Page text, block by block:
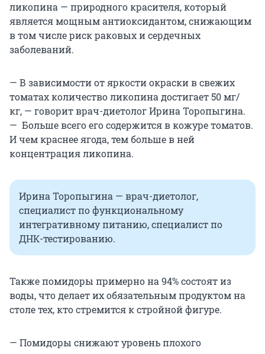
ликопина — природного красителя, который
является мощным антиоксидантом, снижающим
в том числе риск раковых и сердечных
заболеваний.
— В зависимости от яркости окраски в свежих
томатах количество ликопина достигает 50 мг/
кг, — говорит врач-диетолог Ирина Торопыгина.
— Больше всего его содержится в кожуре томатов.
И чем краснее ягода, тем больше в ней
концентрация ликопина.
Ирина Торопыгина — врач-диетолог,
специалист по функциональному
интегративному питанию, специалист по
ДНК-тестированию.
Также помидоры примерно на 94% состоят из
воды, что делает их обязательным продуктом на
столе тех, кто стремится к стройной фигуре.
— Помидоры снижают уровень плохого